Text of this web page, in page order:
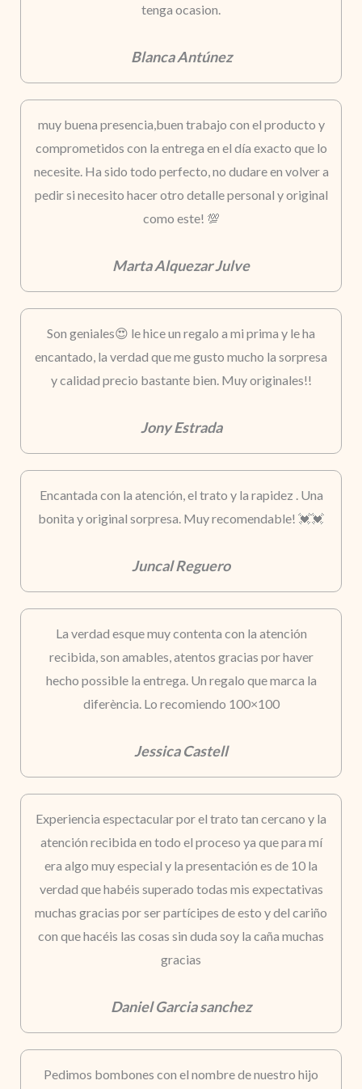
tenga ocasion.
Blanca Antúnez
muy buena presencia,buen trabajo con el producto y
comprometidos con la entrega en el día exacto que lo
necesite. Ha sido todo perfecto, no dudare en volver a
pedir si necesito hacer otro detalle personal y original
como este! 💯
Marta Alquezar Julve
Son geniales😍 le hice un regalo a mi prima y le ha
encantado, la verdad que me gusto mucho la sorpresa
y calidad precio bastante bien. Muy originales!!
Jony Estrada
Encantada con la atención, el trato y la rapidez . Una
bonita y original sorpresa. Muy recomendable! 💓💓
Juncal Reguero
La verdad esque muy contenta con la atención
recibida, son amables, atentos gracias por haver
hecho possible la entrega. Un regalo que marca la
diferència. Lo recomiendo 100×100
Jessica Castell
Experiencia espectacular por el trato tan cercano y la
atención recibida en todo el proceso ya que para mí
era algo muy especial y la presentación es de 10 la
verdad que habéis superado todas mis expectativas
muchas gracias por ser partícipes de esto y del cariño
con que hacéis las cosas sin duda soy la caña muchas
gracias
Daniel Garcia sanchez
Pedimos bombones con el nombre de nuestro hijo